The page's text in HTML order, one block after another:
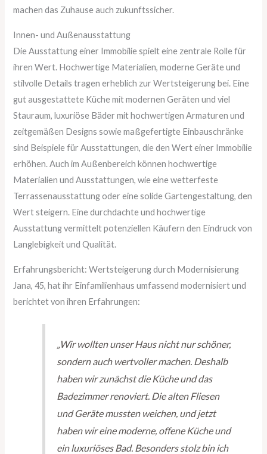
machen das Zuhause auch zukunftssicher.
Innen- und Außenausstattung
Die Ausstattung einer Immobilie spielt eine zentrale Rolle für
ihren Wert. Hochwertige Materialien, moderne Geräte und
stilvolle Details tragen erheblich zur Wertsteigerung bei. Eine
gut ausgestattete Küche mit modernen Geräten und viel
Stauraum, luxuriöse Bäder mit hochwertigen Armaturen und
zeitgemäßen Designs sowie maßgefertigte Einbauschränke
sind Beispiele für Ausstattungen, die den Wert einer Immobilie
erhöhen. Auch im Außenbereich können hochwertige
Materialien und Ausstattungen, wie eine wetterfeste
Terrassenausstattung oder eine solide Gartengestaltung, den
Wert steigern. Eine durchdachte und hochwertige
Ausstattung vermittelt potenziellen Käufern den Eindruck von
Langlebigkeit und Qualität.
Erfahrungsbericht: Wertsteigerung durch Modernisierung
Jana, 45, hat ihr Einfamilienhaus umfassend modernisiert und
berichtet von ihren Erfahrungen:
„Wir wollten unser Haus nicht nur schöner,
sondern auch wertvoller machen. Deshalb
haben wir zunächst die Küche und das
Badezimmer renoviert. Die alten Fliesen
und Geräte mussten weichen, und jetzt
haben wir eine moderne, offene Küche und
ein luxuriöses Bad. Besonders stolz bin ich